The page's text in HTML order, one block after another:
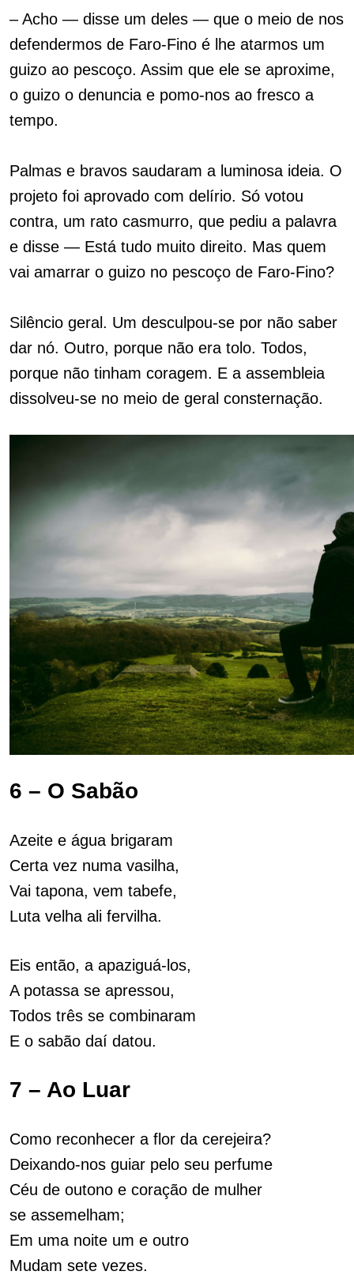
– Acho — disse um deles — que o meio de nos
defendermos de Faro-Fino é lhe atarmos um
guizo ao pescoço. Assim que ele se aproxime,
o guizo o denuncia e pomo-nos ao fresco a
tempo.
Palmas e bravos saudaram a luminosa ideia. O
projeto foi aprovado com delírio. Só votou
contra, um rato casmurro, que pediu a palavra
e disse — Está tudo muito direito. Mas quem
vai amarrar o guizo no pescoço de Faro-Fino?
Silêncio geral. Um desculpou-se por não saber
dar nó. Outro, porque não era tolo. Todos,
porque não tinham coragem. E a assembleia
dissolveu-se no meio de geral consternação.
6 – O Sabão
Azeite e água brigaram
Certa vez numa vasilha,
Vai tapona, vem tabefe,
Luta velha ali fervilha.
Eis então, a apaziguá-los,
A potassa se apressou,
Todos três se combinaram
E o sabão daí datou.
7 – Ao Luar
Como reconhecer a flor da cerejeira?
Deixando-nos guiar pelo seu perfume
Céu de outono e coração de mulher
se assemelham;
Em uma noite um e outro
Mudam sete vezes.